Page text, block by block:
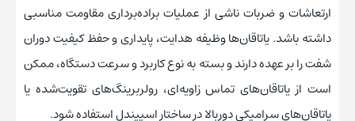
ارتعاشات و ضربات ناشی از عملیات براده‌برداری مقاومت مناسبی
داشته باشد. یاتاقان‌ها وظیفه هدایت، پایداری و حفظ کیفیت دوران
شفت را بر عهده دارند و بسته به نوع کاربرد و سرعت دستگاه، ممکن
است از یاتاقان‌های تماس زاویه‌ای، رولربرینگ‌های تقویت‌شده یا
یاتاقان‌های سرامیکی دوربالا در ساختار اسپیندل استفاده شود.